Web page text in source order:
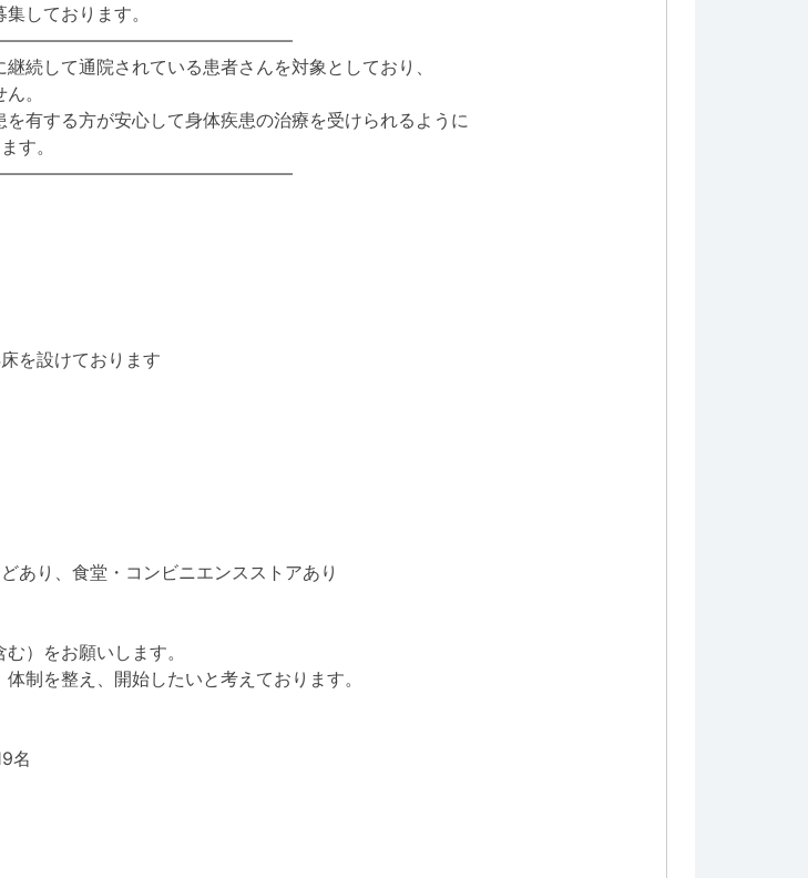
しております。
続して通院されている患者さんを対象としており、
。
有する方が安心して身体疾患の治療を受けられるように
す。
を設けております
あり、食堂・コンビニエンスストアあり
）をお願いします。
制を整え、開始したいと考えております。
名